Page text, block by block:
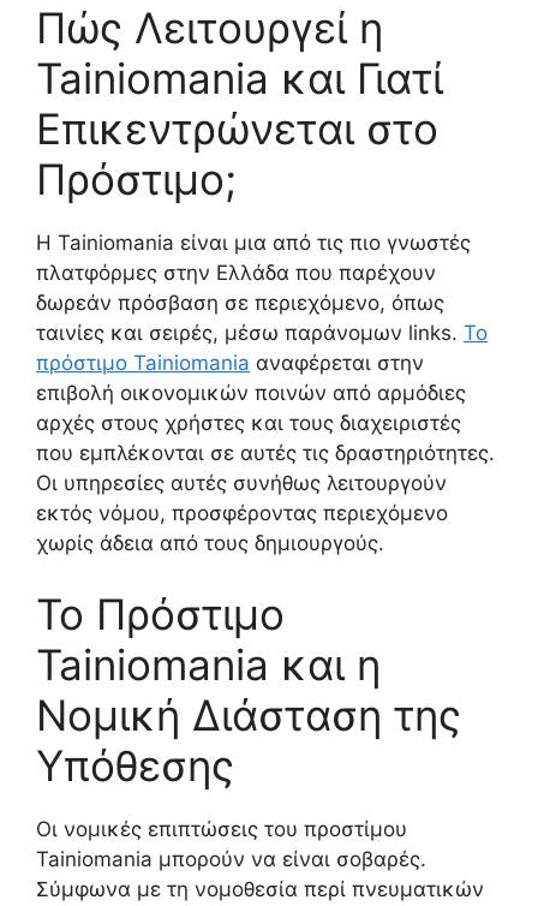
Πώς Λειτουργεί η
Tainiomania και Γιατί
Επικεντρώνεται στο
Πρόστιμο;
Η Tainiomania είναι μια από τις πιο γνωστές
πλατφόρμες στην Ελλάδα που παρέχουν
δωρεάν πρόσβαση σε περιεχόμενο, όπως
ταινίες και σειρές, μέσω παράνομων links. Το
πρόστιμο Tainiomania αναφέρεται στην
επιβολή οικονομικών ποινών από αρμόδιες
αρχές στους χρήστες και τους διαχειριστές
που εμπλέκονται σε αυτές τις δραστηριότητες.
Οι υπηρεσίες αυτές συνήθως λειτουργούν
εκτός νόμου, προσφέροντας περιεχόμενο
χωρίς άδεια από τους δημιουργούς.
Το Πρόστιμο
Tainiomania και η
Νομική Διάσταση της
Υπόθεσης
Οι νομικές επιπτώσεις του προστίμου
Tainiomania μπορούν να είναι σοβαρές.
Σύμφωνα με τη νομοθεσία περί πνευματικών